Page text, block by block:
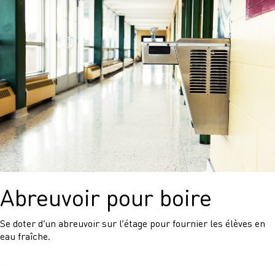
Abreuvoir pour boire
Se doter d’un abreuvoir sur l’étage pour fournier les élèves en
eau fraîche.